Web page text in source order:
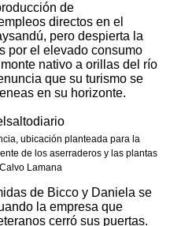
de
directos en el
pero despierta la
por el elevado consumo
nativo a orillas del río
que su turismo se
en su horizonte.
ubicación planteada para la
de los aserraderos y las plantas
Lamana
de Bicco y Daniela se
la empresa que
cerró sus puertas.